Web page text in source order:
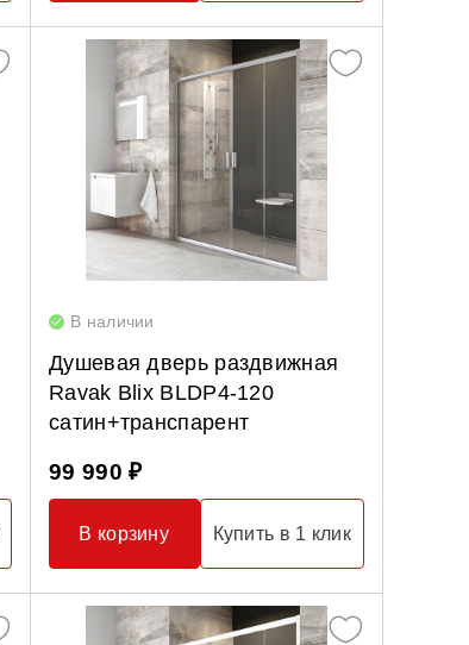
В наличии
Душевая дверь раздвижная
Ravak Blix BLDP4-120
сатин+транспарент
99 990 ₽
В корзину Купить в 1 клик